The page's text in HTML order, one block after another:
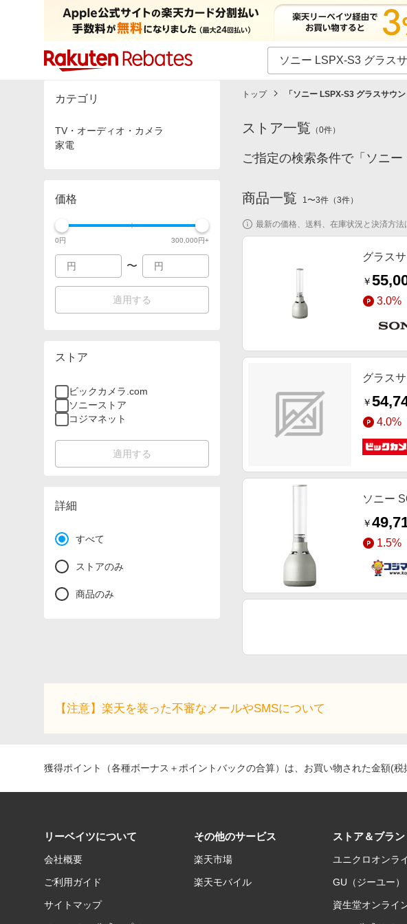
カテゴリー一覧 イベント一覧 ショッピ
カテゴリ
TV・オーディオ・カメラ
家電
価格
0円 300,000円+
〜
適用する
ストア
ビックカメラ.com
ソニーストア
コジマネット
適用する
詳細
すべて
ストアのみ
商品のみ
トップ 「 ソニー LSPX-S3 グラスサウ
ストア一覧 （0件）
ご指定の検索条件で「ソニ
商品一覧 1〜3件 （3件）
最新の価格、送料、在庫状況と決済方法
グラス
￥
3.0%
グラス
￥
4.0%
ソニー
￥
1.5%
【注意】楽天を装った不審なメールやSMSについて
獲得ポイント（各種ボーナス＋ポイントバックの合算）は、お買い物された金額(
リーベイツについて
会社概要
ご利用ガイド
サイトマップ
その他のサービス
楽天市場
楽天モバイル
ストア＆ブラン
ユニクロオンラ
GU（ジーユー）
資生堂オンライ